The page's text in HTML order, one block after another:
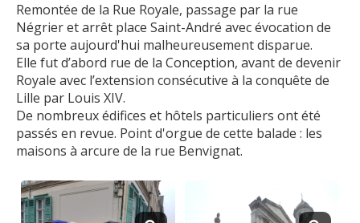
Remontée de la Rue Royale, passage par la rue
Négrier et arrêt place Saint-André avec évocation de
sa porte aujourd'hui malheureusement disparue.
Elle fut d’abord rue de la Conception, avant de devenir
Royale avec l’extension consécutive à la conquête de
Lille par Louis XIV.
De nombreux édifices et hôtels particuliers ont été
passés en revue. Point d'orgue de cette balade : les
maisons à arcure de la rue Benvignat.